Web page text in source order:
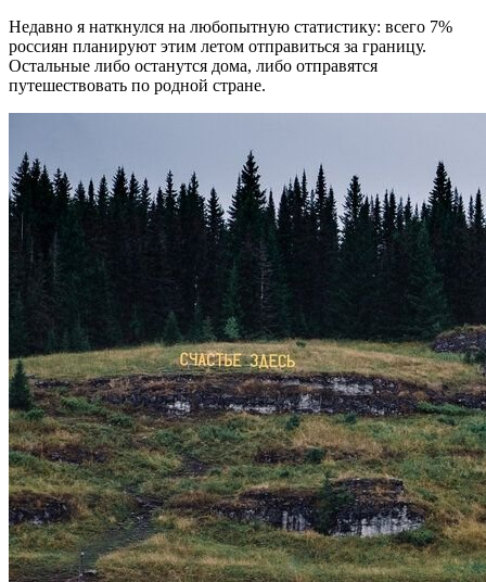
Недавно я наткнулся на любопытную статистику: всего 7%
россиян планируют этим летом отправиться за границу.
Остальные либо останутся дома, либо отправятся
путешествовать по родной стране.